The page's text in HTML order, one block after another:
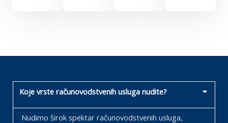
Koje vrste računovodstvenih usluga nudite?
Nudimo širok spektar računovodstvenih usluga,